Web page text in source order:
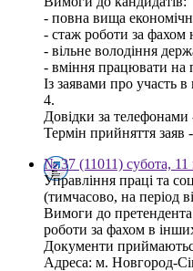
- повна вища
- стаж роботи за фахом
- вільне володіння
- вміння працювати на
Із заявами про участь
4.
Довідки за
Термін прийняття заяв
№ 37 (11011) субота, 11
Управління праці та
(тимчасово, на період
Вимоги до
роботи за фахом в
Документи
Адреса: м. Новгород-